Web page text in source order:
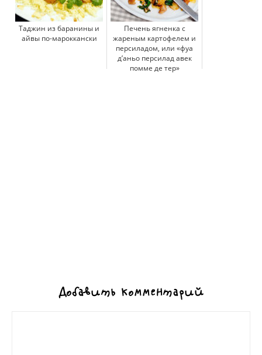
Таджин из баранины и
айвы по-мароккански
Печень ягненка с
жареным картофелем и
персиладом, или «фуа
д’аньо персилад авек
помме де тер»
Добавить комментарий